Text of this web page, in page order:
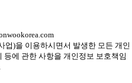
업)을 이용하시면서 발생한 모든 개인
등에 관한 사항을 개인정보 보호책임